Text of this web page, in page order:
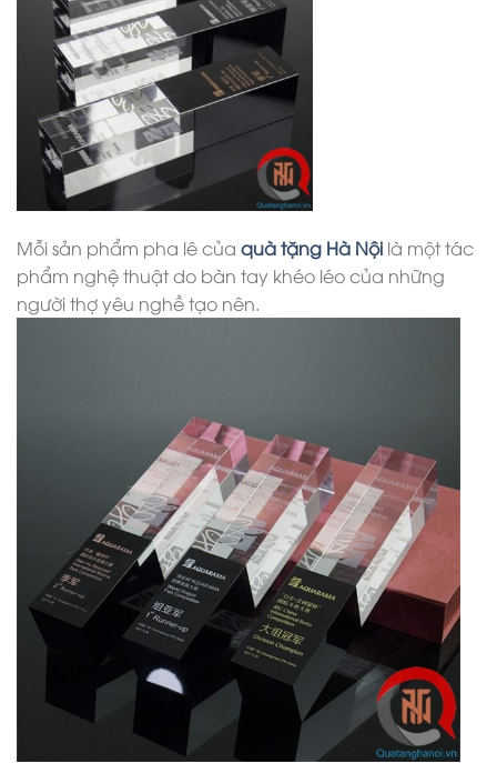
Mỗi sản phẩm pha lê của quà tặng Hà Nội là một tác
phẩm nghệ thuật do bàn tay khéo léo của những
người thợ yêu nghề tạo nên.